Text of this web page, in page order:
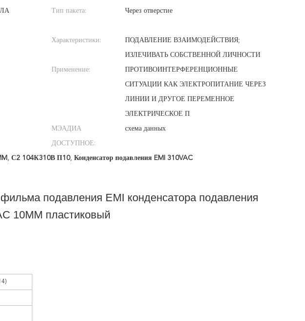
Тип пакета: Через отверстие
Характеристики: ПОДАВЛЕНИЕ ВЗАИМОДЕЙСТВИЯ;
ИЗЛЕЧИВАТЬ СОБСТВЕННОЙ ЛИЧНОСТИ
Применение: ПРОТИВОИНТЕРФЕРЕНЦИОННЫЕ
СИТУАЦИИ КАК ЭЛЕКТРОПИТАНИЕ ЧЕРЕЗ
ЛИНИИ И ДРУГОЕ ПЕРЕМЕННОЕ
ЭЛЕКТРИЧЕСКОЕ П
МЭАДИА
ДОСТУПНОЕ:
схема данных
, С2 104К310В П10, Конденсатор подавления EMI 310VAC
подавления EMI конденсатора подавления
10MM пластиковый